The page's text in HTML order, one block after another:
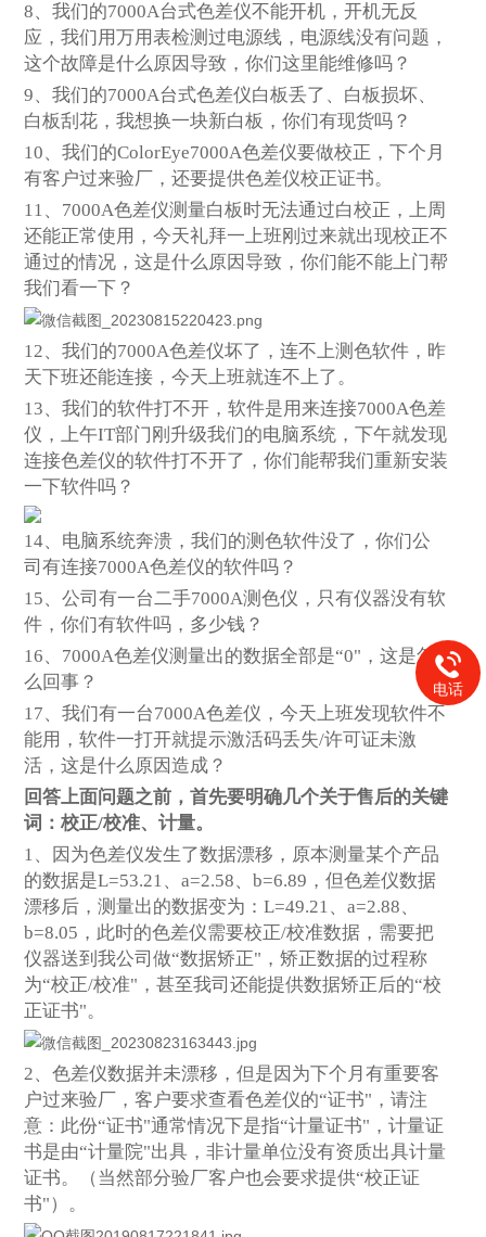
8、我们的7000A台式色差仪不能开机，开机无反
应，我们用万用表检测过电源线，电源线没有问题，
这个故障是什么原因导致，你们这里能维修吗？
9、我们的7000A台式色差仪白板丢了、白板损坏、
白板刮花，我想换一块新白板，你们有现货吗？
10、我们的ColorEye7000A色差仪要做校正，下个月
有客户过来验厂，还要提供色差仪校正证书。
11、7000A色差仪测量白板时无法通过白校正，上周
还能正常使用，今天礼拜一上班刚过来就出现校正不
通过的情况，这是什么原因导致，你们能不能上门帮
我们看一下？
12、我们的7000A色差仪坏了，连不上测色软件，昨
天下班还能连接，今天上班就连不上了。
13、我们的软件打不开，软件是用来连接7000A色差
仪，上午IT部门刚升级我们的电脑系统，下午就发现
连接色差仪的软件打不开了，你们能帮我们重新安装
一下软件吗？
14、电脑系统奔溃，我们的测色软件没了，你们公
司有连接7000A色差仪的软件吗？
15、公司有一台二手7000A测色仪，只有仪器没有软
件，你们有软件吗，多少钱？
16、7000A色差仪测量出的数据全部是“0"，这是怎
么回事？
17、我们有一台7000A色差仪，今天上班发现软件不
能用，软件一打开就提示激活码丢失/许可证未激
活，这是什么原因造成？
回答上面问题之前，首先要明确几个关于售后的关键
词：校正/校准、计量。
1、因为色差仪发生了数据漂移，原本测量某个产品
的数据是L=53.21、a=2.58、b=6.89，但色差仪数据
漂移后，测量出的数据变为：L=49.21、a=2.88、
b=8.05，此时的色差仪需要校正/校准数据，需要把
仪器送到我公司做“数据矫正"，矫正数据的过程称
为“校正/校准"，甚至我司还能提供数据矫正后的“校
正证书"。
2、色差仪数据并未漂移，但是因为下个月有重要客
户过来验厂，客户要求查看色差仪的“证书"，请注
意：此份“证书"通常情况下是指“计量证书"，计量证
书是由“计量院"出具，非计量单位没有资质出具计量
证书。（当然部分验厂客户也会要求提供“校正证
书"）。
电话